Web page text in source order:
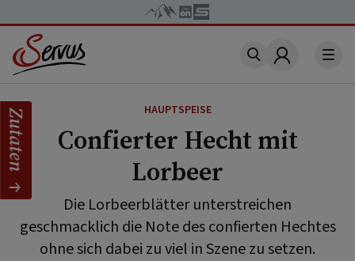
Account
HAUPTSPEISE
Confierter Hecht mit
Lorbeer
Die Lorbeerblätter unterstreichen
geschmacklich die Note des confierten Hechtes
ohne sich dabei zu viel in Szene zu setzen.
Zutaten